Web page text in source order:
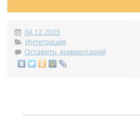
04.12.2023
Интеграция
Оставить комментарий